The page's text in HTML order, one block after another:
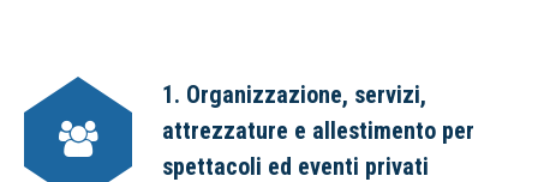
1. Organizzazione, servizi,
attrezzature e allestimento per
spettacoli ed eventi privati